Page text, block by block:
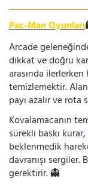
Pac-Man Oyunları
Arcade
dikkat ve doğru
arasında
temizlemektir.
payı azalır ve
Kovalamacanın
sürekli baskı kurar,
beklenmedik
davranışı
gerektirir. 👻